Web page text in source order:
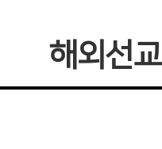
해외선교